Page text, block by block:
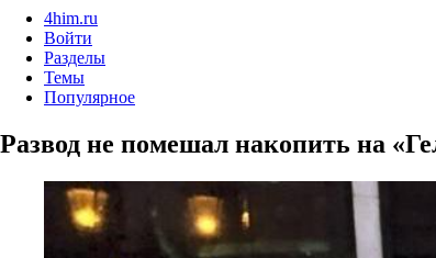
4him.ru
Войти
Разделы
Темы
Популярное
Развод не помешал накопить на